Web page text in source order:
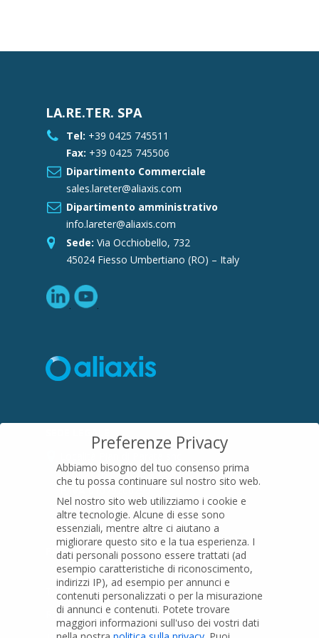
LA.RE.TER. SPA
Tel: +39 0425 745511
Fax: +39 0425 745506
Dipartimento Commerciale
sales.lareter@aliaxis.com
Dipartimento amministrativo
info.lareter@aliaxis.com
Sede: Via Occhiobello, 732
45024 Fiesso Umbertiano (RO) – Italy
16015 Casella (GE) – Italy
01079200299
PRODOTTI
Tubi PVC
Raccordi PVC
Preferenze Privacy
Abbiamo bisogno del tuo consenso prima
che tu possa continuare sul nostro sito web.
Nel nostro sito web utilizziamo i cookie e
altre tecnologie. Alcune di esse sono
essenziali, mentre altre ci aiutano a
migliorare questo sito e la tua esperienza. I
dati personali possono essere trattati (ad
esempio caratteristiche di riconoscimento,
indirizzi IP), ad esempio per annunci e
contenuti personalizzati o per la misurazione
di annunci e contenuti. Potete trovare
maggiori informazioni sull'uso dei vostri dati